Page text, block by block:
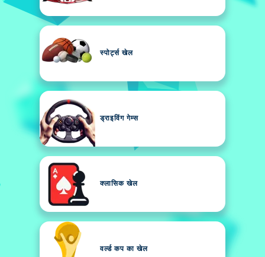
स्पोर्ट्स खेल
ड्राइविंग गेम्स
क्लासिक खेल
वर्ल्ड कप का खेल